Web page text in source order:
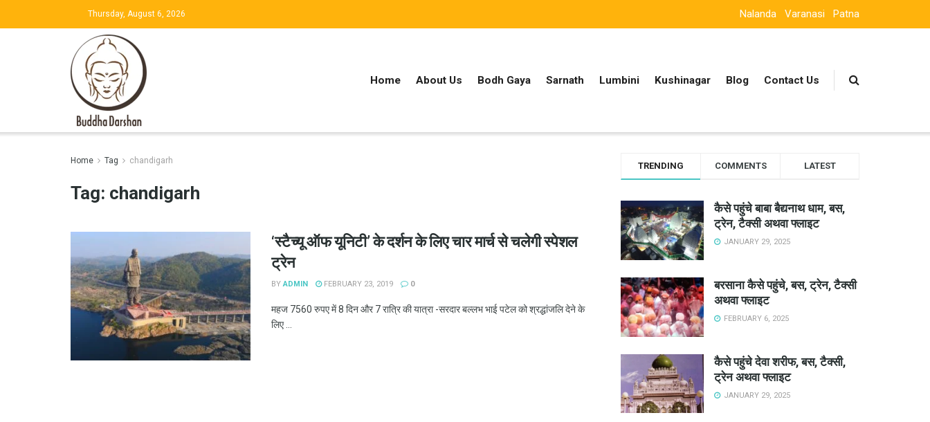
Thursday, August 6, 2026 Nalanda Varanasi Patna
Home About Us Bodh Gaya Sarnath Lumbini Kushinagar Blog Contact Us
Home Tag chandigarh
Tag: chandigarh
‘स्टैच्यू ऑफ यूनिटी’ के दर्शन के लिए चार मार्च से चलेगी स्पेशल
ट्रेन
BY ADMIN FEBRUARY 23, 2019 0
महज 7560 रुपए में 8 दिन और 7 रात्रि की यात्रा -सरदार बल्लभ भाई पटेल को श्रद्धांजलि देने के
लिए ...
TRENDING COMMENTS LATEST
कैसे पहुंचे बाबा बैद्यनाथ धाम, बस,
ट्रेन, टैक्सी अथवा फ्लाइट
JANUARY 29, 2025
बरसाना कैसे पहुंचे, बस, ट्रेन, टैक्सी
अथवा फ्लाइट
FEBRUARY 6, 2025
कैसे पहुंचे देवा शरीफ, बस, टैक्सी,
ट्रेन अथवा फ्लाइट
JANUARY 29, 2025